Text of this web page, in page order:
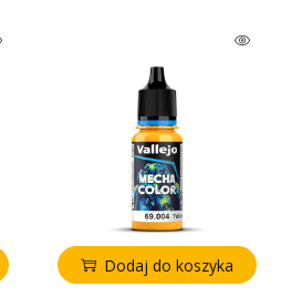
Dodaj do koszyka